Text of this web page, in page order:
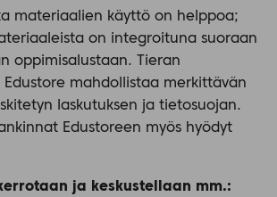
materiaalien käyttö on helppoa;
on integroituna suoraan
oppimisalustaan. Tieran
Edustore mahdollistaa merkittävän
laskutuksen ja tietosuojan.
Edustoreen myös hyödyt
ja keskustellaan mm.: